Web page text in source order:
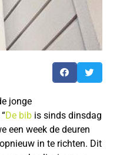
jonge
De bib is sinds dinsdag
een week de deuren
in te richten. Dit